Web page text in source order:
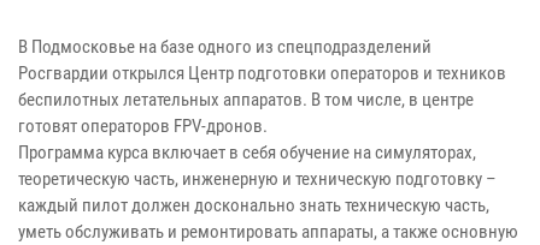
В Подмосковье на базе одного из спецподразделений
Росгвардии открылся Центр подготовки операторов и техников
беспилотных летательных аппаратов. В том числе, в центре
готовят операторов FPV-дронов.
Программа курса включает в себя обучение на симуляторах,
теоретическую часть, инженерную и техническую подготовку –
каждый пилот должен досконально знать техническую часть,
уметь обслуживать и ремонтировать аппараты, а также основную